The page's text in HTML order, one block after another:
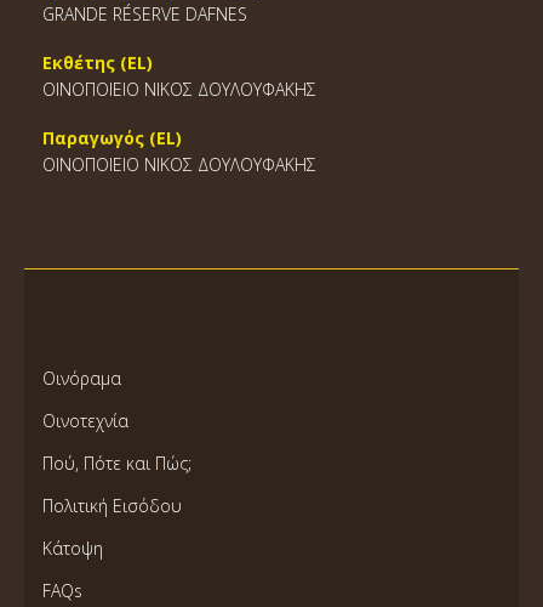
GRANDE RÉSERVE DAFNES
Εκθέτης (EL)
ΟΙΝΟΠΟΙΕΙΟ ΝΙΚΟΣ ΔΟΥΛΟΥΦΑΚΗΣ
Παραγωγός (EL)
ΟΙΝΟΠΟΙΕΙΟ ΝΙΚΟΣ ΔΟΥΛΟΥΦΑΚΗΣ
Οινόραμα
Οινοτεχνία
Πού, Πότε και Πώς;
Πολιτική Εισόδου
Κάτοψη
FAQs